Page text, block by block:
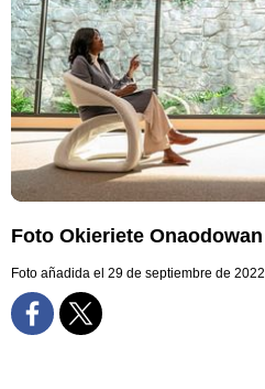
Foto Okieriete Onaodowan
Foto añadida el 29 de septiembre de 2022